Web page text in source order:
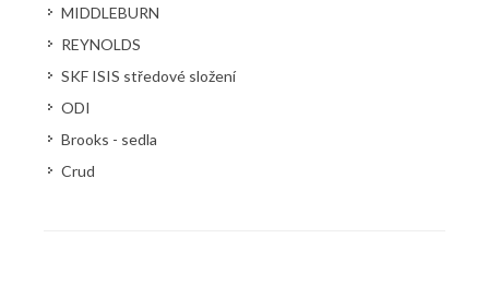
MIDDLEBURN
REYNOLDS
SKF ISIS středové složení
ODI
Brooks - sedla
Crud